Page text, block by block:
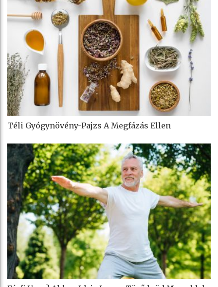
Téli Gyógynövény-Pajzs A Megfázás Ellen